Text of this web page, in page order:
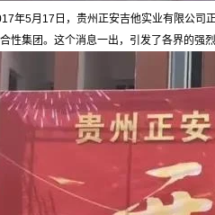
年5月17日，贵州正安吉他实业有限公司
性集团。这个消息一出，引发了各界的强